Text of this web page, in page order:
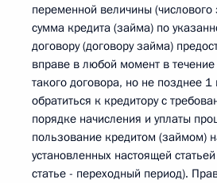
переменной величины (числового
сумма кредита (займа) по
договору (договору займа)
вправе в любой момент в
такого договора, но не позднее
обратиться к кредитору с
порядке начисления и уплаты
пользование кредитом (займом)
установленных настоящей
статье - переходный период).